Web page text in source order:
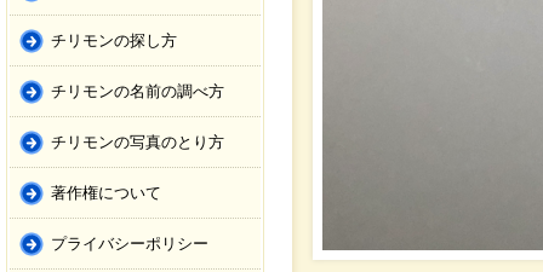
チリモンの探し方
チリモンの名前の調べ方
チリモンの写真のとり方
著作権について
プライバシーポリシー